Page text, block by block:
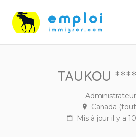
TAUKOU
Administrateur
Canada
Mis à jour il y a